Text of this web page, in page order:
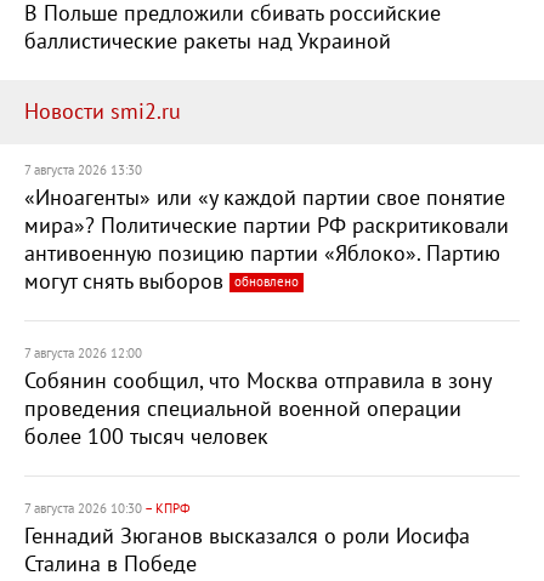
В Польше предложили сбивать российские
баллистические ракеты над Украиной
Новости smi2.ru
7 августа 2026 13:30
«Иноагенты» или «у каждой партии свое понятие
мира»? Политические партии РФ раскритиковали
антивоенную позицию партии «Яблоко». Партию
могут снять выборов
обновлено
7 августа 2026 12:00
Собянин сообщил, что Москва отправила в зону
проведения специальной военной операции
более 100 тысяч человек
7 августа 2026 10:30 – КПРФ
Геннадий Зюганов высказался о роли Иосифа
Сталина в Победе